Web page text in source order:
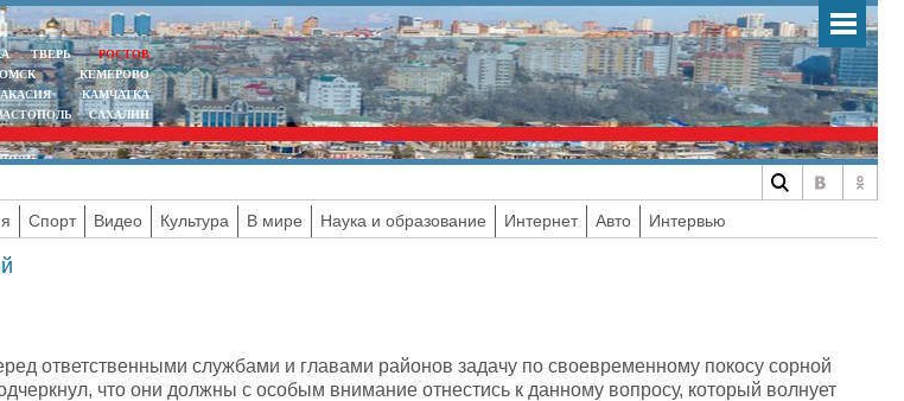
ТВЕРЬ
РОСТОВ
КЕМЕРОВО
КАМЧАТКА
САХАЛИН
Спорт Видео Культура В мире Наука и образование Интернет Авто Интервью
ответственными службами и главами районов задачу по своевременному покосу сорной
что они должны с особым внимание отнестись к данному вопросу, который волнует